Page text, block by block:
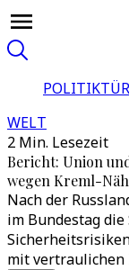
POLITIK
WELT
2 Min. Lesezeit
Bericht: Union
wegen Kreml-
Nach der
im Bundestag
mit